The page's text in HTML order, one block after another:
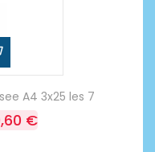
A4 3x25 les 7
€